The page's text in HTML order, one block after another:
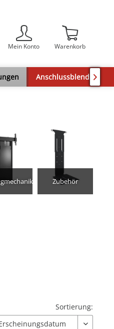
Mein Konto Warenkorb
Anschlussblenden

Zubehör
Sortierung: